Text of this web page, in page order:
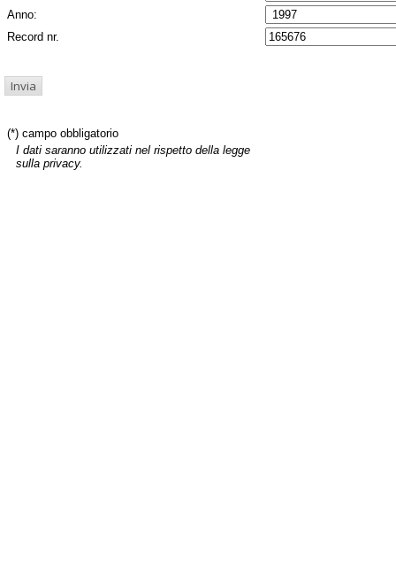
Anno:
Record nr.
(*) campo obbligatorio
I dati saranno utilizzati nel rispetto della legge
sulla privacy.